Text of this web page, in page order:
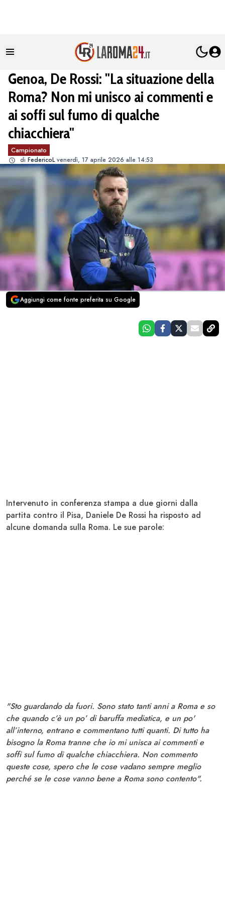
Genoa, De Rossi: "La situazione della
Roma? Non mi unisco ai commenti e
ai soffi sul fumo di qualche
chiacchiera"
Campionato
di FedericoL venerdì, 17 aprile 2026 alle 14:53
Aggiungi come fonte preferita su Google
Intervenuto in conferenza stampa a due giorni dalla
partita contro il Pisa, Daniele De Rossi ha risposto ad
alcune domanda sulla Roma. Le sue parole:
"Sto guardando da fuori. Sono stato tanti anni a Roma e so
che quando c’è un po’ di baruffa mediatica, e un po'
all’interno, entrano e commentano tutti quanti. Di tutto ha
bisogno la Roma tranne che io mi unisca ai commenti e
soffi sul fumo di qualche chiacchiera. Non commento
queste cose, spero che le cose vadano sempre meglio
perché se le cose vanno bene a Roma sono contento".